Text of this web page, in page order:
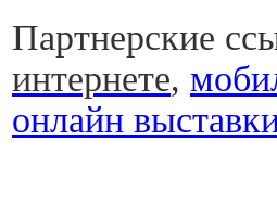
Партнерские
интернете,
онлайн